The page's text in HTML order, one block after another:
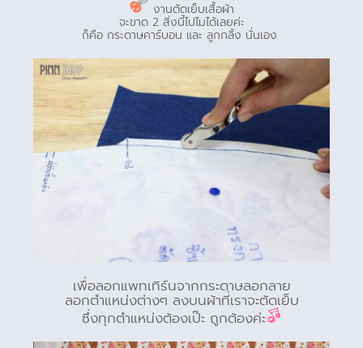
งานตัดเย็บเสื้อผ้า
จะขาด 2 สิ่งนี้ไปไมไ่ด้เลยค่ะ
ก็คือ กระดาษคาร์บอน และ ลูกกลิ้ง นั่นเอง
เพื่อลอกแพทเทิร์นจากกระดาษลอกลาย
ลอกตำแหน่งต่างๆ ลงบนผ้าที่เราจะตัดเย็บ
ซึ่งทุกตำแหน่งต้องเป๊ะ ถูกต้องค่ะ